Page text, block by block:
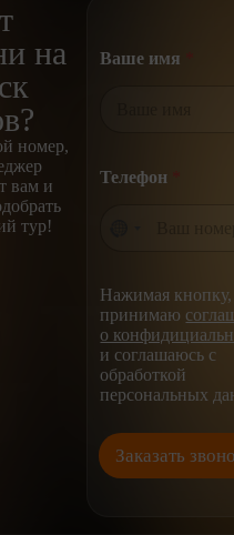
на
номер,
вам и
тур!
Ваше имя
Телефон
Нажимая кнопку,
принимаю
о
и соглашаюсь с
обработкой
персональных
Заказать